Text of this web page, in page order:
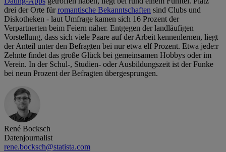
drei der Orte fürromantische Bekanntschaften sind Clubs und
Diskotheken - laut Umfrage kamen sich 16 Prozent der
Verpartnerten beim Feiern näher. Entgegen der landläufigen
Vorstellung, dass sich viele Paare auf der Arbeit kennenlernen, liegt
der Anteil unter den Befragten bei nur etwa elf Prozent. Etwa jede:r
Zehnte findet das große Glück bei gemeinsamen Hobbys oder im
Verein. In der Schul-, Studien- oder Ausbildungszeit ist der Funke
bei neun Prozent der Befragten übergesprungen.
René Bocksch
Datenjournalist
rene.bocksch@statista.com